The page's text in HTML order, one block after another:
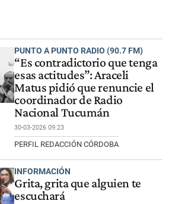
PUNTO A PUNTO RADIO (90.7 FM)
“Es contradictorio que tenga
esas actitudes”: Araceli
Matus pidió que renuncie el
coordinador de Radio
Nacional Tucumán
30-03-2026 09:23
PERFIL REDACCIÓN CÓRDOBA
INFORMACIÓN
Grita, grita que alguien te
escuchará